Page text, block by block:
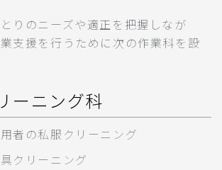
りのニーズや適正を把握しなが
支援を行うために次の作業科を設
ーニング科
者の私服クリーニング
クリーニング